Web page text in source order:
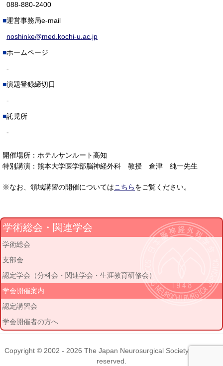
088-880-2400
運営事務局e-mail
noshinke@med.kochi-u.ac.jp
ホームページ
-
演題登録締切日
-
託児所
-
開催場所：ホテルサンルート高知
特別講演：熊本大学医学部脳神経外科 教授 倉津 純一先生
※なお、領域講習の開催についてはこちらをご覧ください。
学術総会・関連学会
学術総会
支部会
認定学会（分科会・関連学会・生涯教育研修会）
学会開催案内
認定講習会
学会開催者の方へ
Copyright © 2002 - 2026 The Japan Neurosurgical Society. All rights
reserved.